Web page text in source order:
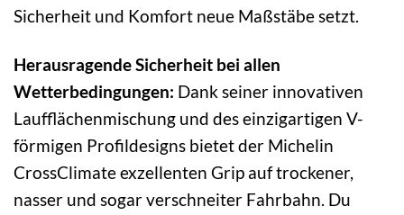
Sicherheit und Komfort neue Maßstäbe setzt.
Herausragende Sicherheit bei allen
Wetterbedingungen: Dank seiner innovativen
Laufflächenmischung und des einzigartigen V-
förmigen Profildesigns bietet der Michelin
CrossClimate exzellenten Grip auf trockener,
nasser und sogar verschneiter Fahrbahn. Du